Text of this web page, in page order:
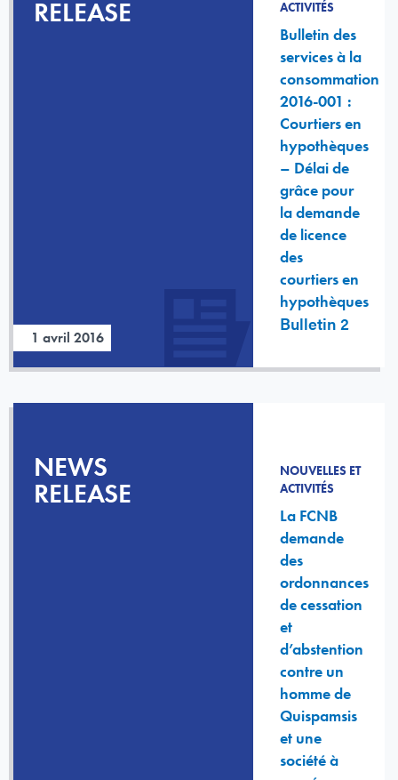
RELEASE
1 avril 2016
ACTIVITÉS
Bulletin des
services à la
consommation
2016-001 :
Courtiers en
hypothèques
– Délai de
grâce pour
la demande
de licence
des
courtiers en
hypothèques
Bulletin 2
NEWS
RELEASE
NOUVELLES ET
ACTIVITÉS
La FCNB
demande
des
ordonnances
de cessation
et
d’abstention
contre un
homme de
Quispamsis
et une
société à